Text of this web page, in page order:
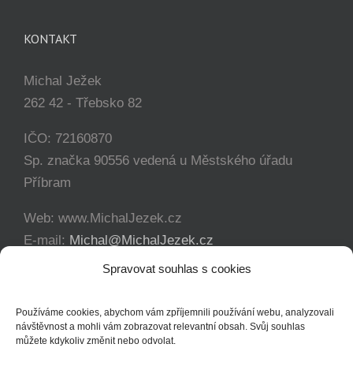
Spravovat souhlas s cookies
Používáme cookies, abychom vám zpříjemnili používání webu, analyzovali
návštěvnost a mohli vám zobrazovat relevantní obsah. Svůj souhlas
můžete kdykoliv změnit nebo odvolat.
KONTAKT
Michal Ježek
262 42 - Třebsko 82
IČO: 72160870
Sp. značka 90556 vedená u Městského úřadu
Příbram
Web: www.MichalJezek.cz
E-mail: Michal@MichalJezek.cz
+420 777 346 649